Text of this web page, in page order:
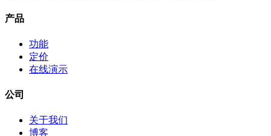
产品
功能
定价
在线演示
公司
关于我们
博客